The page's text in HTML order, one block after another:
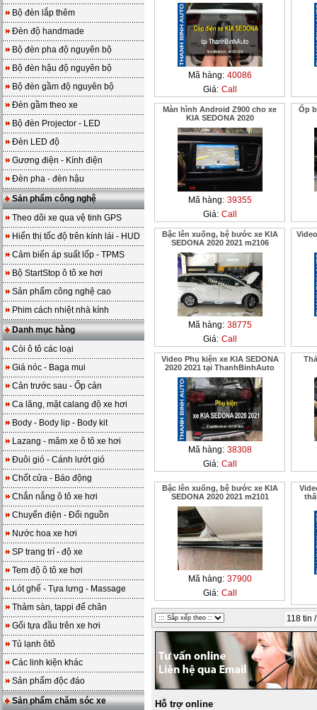
Bộ đèn lắp thêm
Đèn độ handmade
Bộ đèn pha độ nguyên bộ
Bộ đèn hậu độ nguyên bộ
Bộ đèn gầm độ nguyên bộ
Đèn gầm theo xe
Bộ đèn Projector - LED
Đèn LED độ
Gương điện - Kính điện
Đèn pha - đèn hậu
Sản phẩm công nghệ
Theo dõi xe qua vệ tinh GPS
Hiển thị tốc độ trên kính lái - HUD
Cảm biến áp suất lốp - TPMS
Bộ StartStop ô tô xe hơi
Sản phẩm công nghệ cao
Phim cách nhiệt nhà kính
Danh mục hàng
Còi ô tô các loại
Giá nóc - Baga mui
Cản trước sau - Ốp cản
Ca lăng, mặt calang độ xe hơi
Body - Body lip - Body kit
Lazang - mâm xe ô tô xe hơi
Đuôi gió - Cánh lướt gió
Chốt cửa - Báo động
Chắn nắng ô tô xe hơi
Chuyển điện - Đổi nguồn
Nước hoa xe hơi
SP trang trí - độ xe
Tem độ ô tô xe hơi
Lót ghế - Tựa lưng - Massage
Thảm sàn, tappi để chân
Gối tựa đầu trên xe hơi
Tủ lạnh ôtô
Các linh kiện khác
Sản phẩm độc đáo
Sản phẩm chăm sóc xe
Mã hàng: 40086
Giá: Call
Màn hình Android Z900 cho xe
KIA SEDONA 2020
Mã hàng: 39355
Giá: Call
Ốp
Bậc lên xuống, bệ bước xe KIA
SEDONA 2020 2021 m2106
Mã hàng: 38775
Giá: Call
Video Phụ kiện xe KIA SEDONA
2020 2021 tại ThanhBinhAuto
Mã hàng: 38308
Giá: Call
Bậc lên xuống, bệ bước xe KIA
SEDONA 2020 2021 m2101
Mã hàng: 37900
Giá: Call
118 tin
Hỗ trợ online